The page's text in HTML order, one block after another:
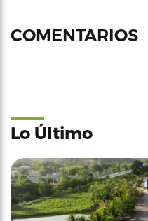
COMENTARIOS
Lo Último